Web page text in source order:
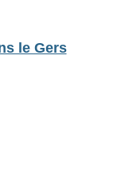
le Gers